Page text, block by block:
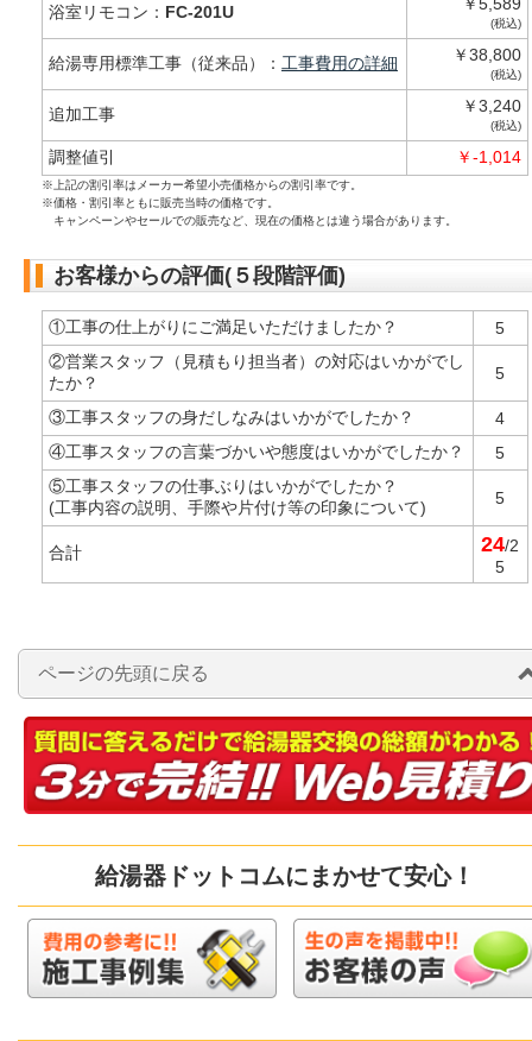
浴室リモコン： FC-201U
(税込)
給湯専用標準工事（従来品）： 工事費用の詳細 ￥38,800
(税込)
追加工事 ￥3,240
(税込)
調整値引 ￥-1,014
※上記の割引率はメーカー希望小売価格からの割引率です。
※価格・割引率ともに販売当時の価格です。
キャンペーンやセールでの販売など、現在の価格とは違う場合があります。
お客様からの評価(５段階評価)
①工事の仕上がりにご満足いただけましたか？
5
②営業スタッフ（見積もり担当者）の対応はいかがでし
たか？
5
③工事スタッフの身だしなみはいかがでしたか？
4
④工事スタッフの言葉づかいや態度はいかがでしたか？
5
⑤工事スタッフの仕事ぶりはいかがでしたか？
(工事内容の説明、手際や片付け等の印象について)
5
合計 24/2
5
ページの先頭に戻る
給湯器ドットコムにまかせて安心！